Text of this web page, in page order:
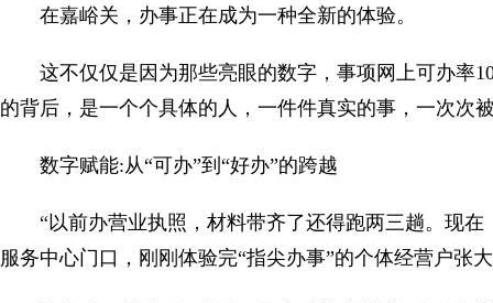
在嘉峪关，办事正在成为一种全新的体验。
这不仅仅是因为那些亮眼的数字，事项网上可办率
的背后，是一个个具体的人，一件件真实的事，一次次
数字赋能:从“可办”到“好办”的跨越
“以前办营业执照，材料带齐了还得跑两三趟。现
服务中心门口，刚刚体验完“指尖办事”的个体经营户张